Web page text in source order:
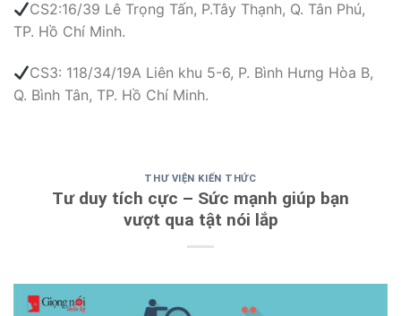
CS2:16/39 Lê Trọng Tấn, P.Tây Thạnh, Q. Tân Phú,
TP. Hồ Chí Minh.
CS3: 118/34/19A Liên khu 5-6, P. Bình Hưng Hòa B,
Q. Bình Tân, TP. Hồ Chí Minh.
THƯ VIỆN KIẾN THỨC
Tư duy tích cực – Sức mạnh giúp bạn
vượt qua tật nói lắp